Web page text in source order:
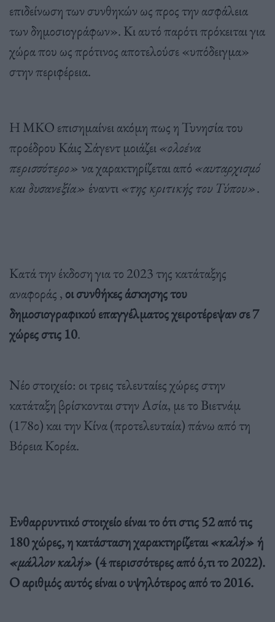
επιδείνωση των συνθηκών ως προς την ασφάλεια
των δημοσιογράφων». Κι αυτό παρότι πρόκειται για
χώρα που ως πρότινος αποτελούσε «υπόδειγμα»
στην περιφέρεια.
Η ΜΚΟ επισημαίνει ακόμη πως η Τυνησία του
προέδρου Κάις Σάγεντ μοιάζει«ολοένα
περισσότερο» να χαρακτηρίζεται από «αυταρχισμό
και δυσανεξία» έναντι«της κριτικής του Τύπου».
Κατά την έκδοση για το 2023 της κατάταξης
αναφοράς , οι συνθήκες άσκησης του
δημοσιογραφικού επαγγέλματος χειροτέρεψαν σε 7
χώρες στις 10.
Νέο στοιχείο: οι τρεις τελευταίες χώρες στην
κατάταξη βρίσκονται στην Ασία, με το Βιετνάμ
(178ο) και την Κίνα (προτελευταία) πάνω από τη
Βόρεια Κορέα.
Ενθαρρυντικό στοιχείο είναι το ότι στις 52 από τις
180 χώρες, η κατάσταση χαρακτηρίζεται«καλή» ή
«μάλλον καλή» (4 περισσότερες από ό,τι το 2022).
Ο αριθμός αυτός είναι ο υψηλότερος από το 2016.